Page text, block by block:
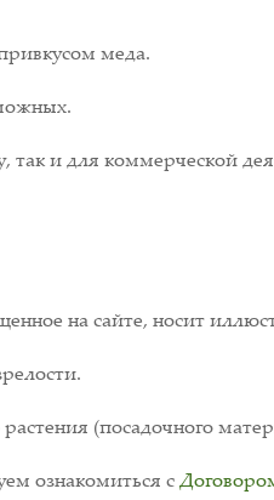
меда.
и для коммерческой
на сайте, носит
(посадочного
ознакомиться с